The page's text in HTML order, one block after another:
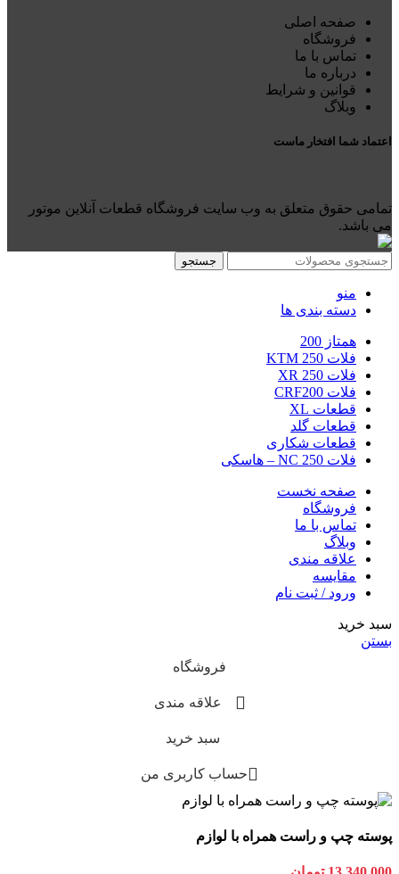
صفحه اصلی
فروشگاه
تماس با ما
درباره ما
قوانین و شرایط
وبلاگ
اعتماد شما افتخار ماست
تمامی حقوق متعلق به وب سایت فروشگاه قطعات آنلاین موتور
می باشد.
جستجو
منو
دسته بندی ها
همتاز 200
فلات 250 KTM
فلات 250 XR
فلات CRF200
قطعات XL
قطعات گلد
قطعات شکاری
فلات NC 250 – هاسکی
صفحه نخست
فروشگاه
تماس با ما
وبلاگ
علاقه مندی
مقایسه
ورود / ثبت نام
سبد خرید
بستن
فروشگاه
علاقه مندی
سبد خرید
حساب کاربری من
پوسته چپ و راست همراه با لوازم